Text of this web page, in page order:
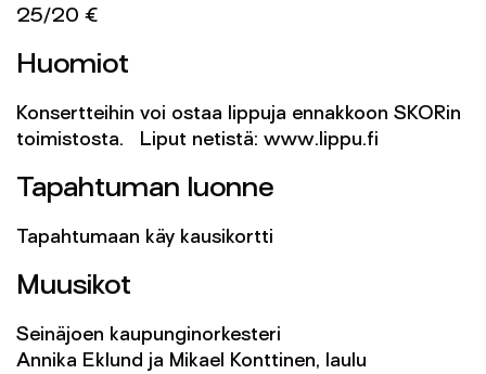
25/20 €
Huomiot
Konsertteihin voi ostaa lippuja ennakkoon SKORin
toimistosta. Liput netistä: www.lippu.fi
Tapahtuman luonne
Tapahtumaan käy kausikortti
Muusikot
Seinäjoen kaupunginorkesteri
Annika Eklund ja Mikael Konttinen, laulu